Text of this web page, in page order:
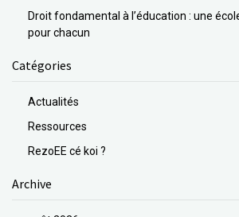
Droit fondamental à l’éducation : une
pour chacun
Catégories
Actualités
Ressources
RezoEE cé koi ?
Archive